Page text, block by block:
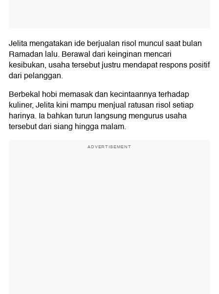
Jelita mengatakan ide berjualan risol muncul saat bulan
Ramadan lalu. Berawal dari keinginan mencari
kesibukan, usaha tersebut justru mendapat respons positif
dari pelanggan.
Berbekal hobi memasak dan kecintaannya terhadap
kuliner, Jelita kini mampu menjual ratusan risol setiap
harinya. Ia bahkan turun langsung mengurus usaha
tersebut dari siang hingga malam.
ADVERTISEMENT